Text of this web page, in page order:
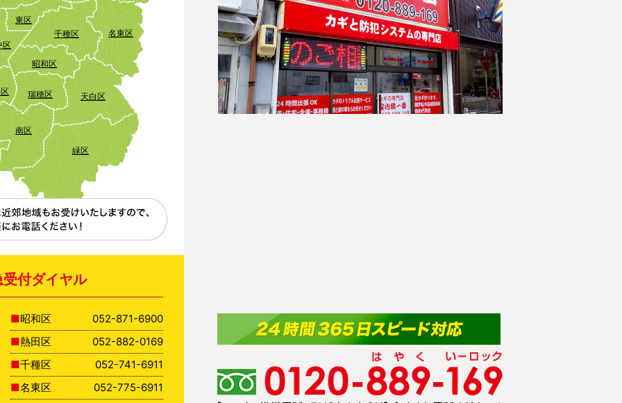
区
緑区
天白区
瑞穂区
昭和区
千種区 名東区
東区
南区
付ダイヤル
昭和区
052-871-6900
熱田区
052-882-0169
千種区
052-741-6911
名東区
052-775-6911